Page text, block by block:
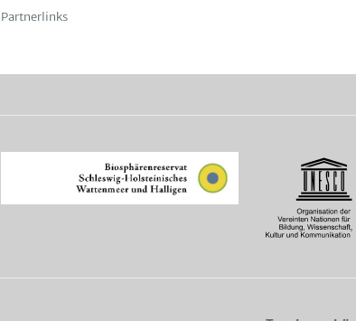
Partnerlinks